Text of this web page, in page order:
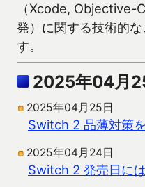
（Xcode, Objective-
発）に関する技術的
す。
2025年04月
2025年04月25日
Switch 2 品薄対策
2025年04月24日
Switch 2 発売日に